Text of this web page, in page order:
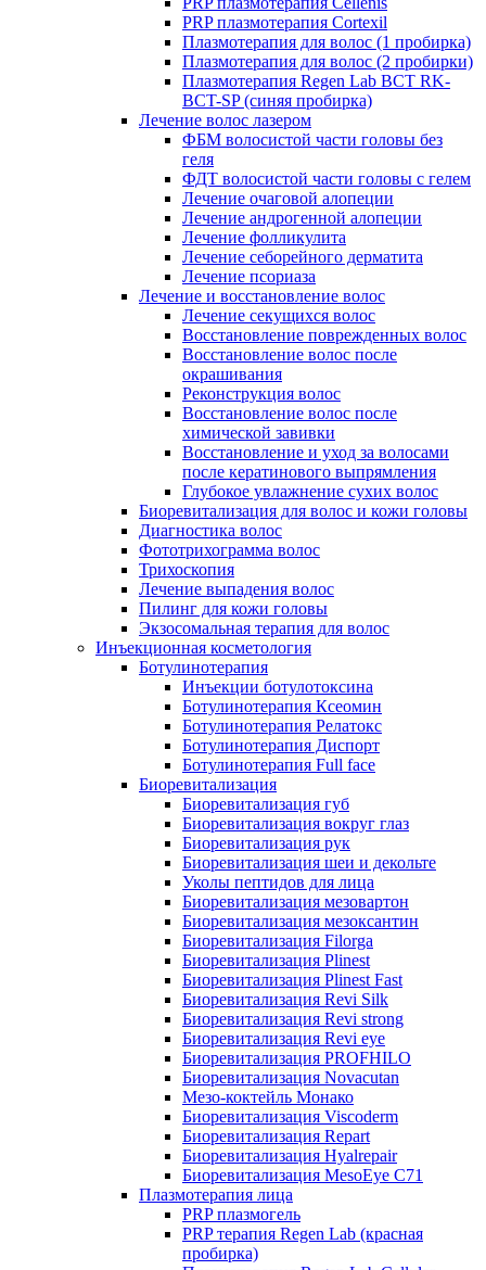
PRP плазмотерапия Cortexil
Плазмотерапия для волос (1 пробирка)
Плазмотерапия для волос (2 пробирки)
Плазмотерапия Regen Lab BCT RK-
BCT-SP (синяя пробирка)
Лечение волос лазером
ФБМ волосистой части головы без
геля
ФДТ волосистой части головы с гелем
Лечение очаговой алопеции
Лечение андрогенной алопеции
Лечение фолликулита
Лечение себорейного дерматита
Лечение псориаза
Лечение и восстановление волос
Лечение секущихся волос
Восстановление поврежденных волос
Восстановление волос после
окрашивания
Реконструкция волос
Восстановление волос после
химической завивки
Восстановление и уход за волосами
после кератинового выпрямления
Глубокое увлажнение сухих волос
Биоревитализация для волос и кожи головы
Диагностика волос
Фототрихограмма волос
Трихоскопия
Лечение выпадения волос
Пилинг для кожи головы
Экзосомальная терапия для волос
Инъекционная косметология
Ботулинотерапия
Инъекции ботулотоксина
Ботулинотерапия Ксеомин
Ботулинотерапия Релатокс
Ботулинотерапия Диспорт
Ботулинотерапия Full face
Биоревитализация
Биоревитализация губ
Биоревитализация вокруг глаз
Биоревитализация рук
Биоревитализация шеи и декольте
Уколы пептидов для лица
Биоревитализация мезовартон
Биоревитализация мезоксантин
Биоревитализация Filorga
Биоревитализация Plinest
Биоревитализация Plinest Fast
Биоревитализация Revi Silk
Биоревитализация Revi strong
Биоревитализация Revi eye
Биоревитализация PROFHILO
Биоревитализация Novacutan
Мезо-коктейль Монако
Биоревитализация Viscoderm
Биоревитализация Repart
Биоревитализация Hyalrepair
Биоревитализация MesoEye C71
Плазмотерапия лица
PRP плазмогель
PRP терапия Regen Lab (красная
пробирка)